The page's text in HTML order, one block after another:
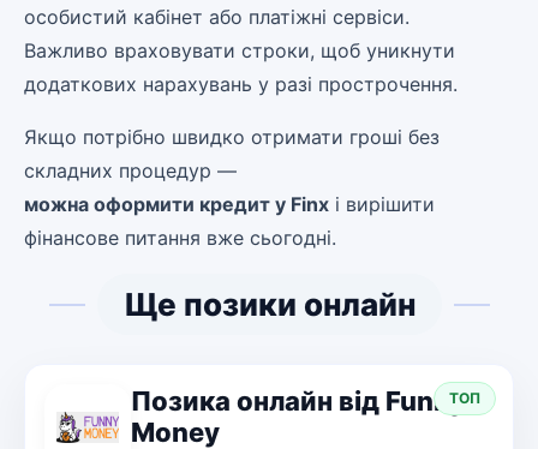
особистий кабінет або платіжні сервіси.
Важливо враховувати строки, щоб уникнути
додаткових нарахувань у разі прострочення.
Якщо потрібно швидко отримати гроші без
складних процедур —
можна оформити кредит у Finx і вирішити
фінансове питання вже сьогодні.
Ще позики онлайн
ТОП
Позика онлайн від Funny
Money